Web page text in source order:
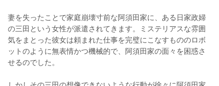
妻を失ったことで家庭崩壊寸前な阿須田家に、ある日家政婦
の三田という女性が派遣されてきます。ミステリアスな雰囲
気をまとった彼女は頼まれた仕事を完璧にこなすもののロボ
ットのように無表情かつ機械的で、阿須田家の面々を困惑さ
せるのでした。